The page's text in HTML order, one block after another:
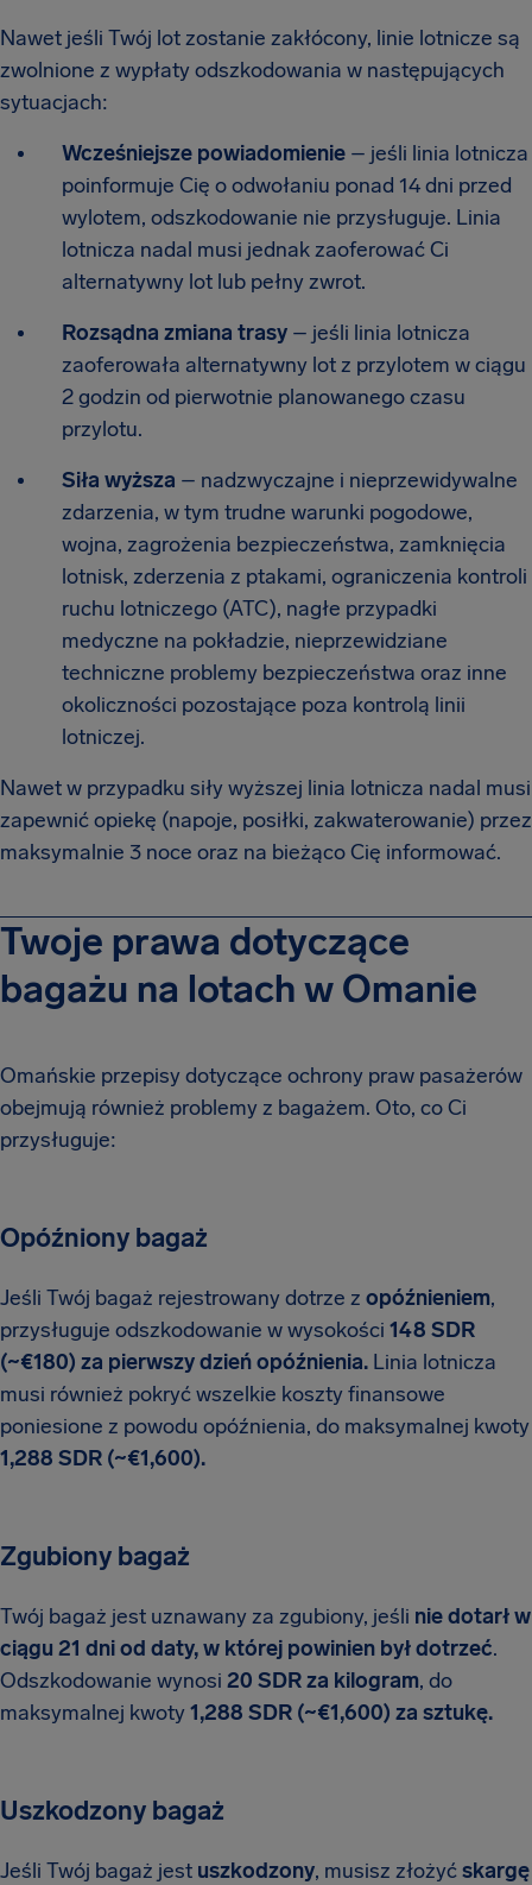
Nawet jeśli Twój lot zostanie zakłócony, linie lotnicze są
zwolnione z wypłaty odszkodowania w następujących
sytuacjach:
Wcześniejsze powiadomienie – jeśli linia lotnicza
poinformuje Cię o odwołaniu ponad 14 dni przed
wylotem, odszkodowanie nie przysługuje. Linia
lotnicza nadal musi jednak zaoferować Ci
alternatywny lot lub pełny zwrot.
Rozsądna zmiana trasy – jeśli linia lotnicza
zaoferowała alternatywny lot z przylotem w ciągu
2 godzin od pierwotnie planowanego czasu
przylotu.
Siła wyższa – nadzwyczajne i nieprzewidywalne
zdarzenia, w tym trudne warunki pogodowe,
wojna, zagrożenia bezpieczeństwa, zamknięcia
lotnisk, zderzenia z ptakami, ograniczenia kontroli
ruchu lotniczego (ATC), nagłe przypadki
medyczne na pokładzie, nieprzewidziane
techniczne problemy bezpieczeństwa oraz inne
okoliczności pozostające poza kontrolą linii
lotniczej.
Nawet w przypadku siły wyższej linia lotnicza nadal musi
zapewnić opiekę (napoje, posiłki, zakwaterowanie) przez
maksymalnie 3 noce oraz na bieżąco Cię informować.
Twoje prawa dotyczące
bagażu na lotach w Omanie
Omańskie przepisy dotyczące ochrony praw pasażerów
obejmują również problemy z bagażem. Oto, co Ci
przysługuje:
Opóźniony bagaż
Jeśli Twój bagaż rejestrowany dotrze z opóźnieniem,
przysługuje odszkodowanie w wysokości 148 SDR
(~€180) za pierwszy dzień opóźnienia. Linia lotnicza
musi również pokryć wszelkie koszty finansowe
poniesione z powodu opóźnienia, do maksymalnej kwoty
1,288 SDR (~€1,600).
Zgubiony bagaż
Twój bagaż jest uznawany za zgubiony, jeśli nie dotarł w
ciągu 21 dni od daty, w której powinien był dotrzeć.
Odszkodowanie wynosi 20 SDR za kilogram, do
maksymalnej kwoty1,288 SDR (~€1,600) za sztukę.
Uszkodzony bagaż
Jeśli Twój bagaż jest uszkodzony, musisz złożyćskargę